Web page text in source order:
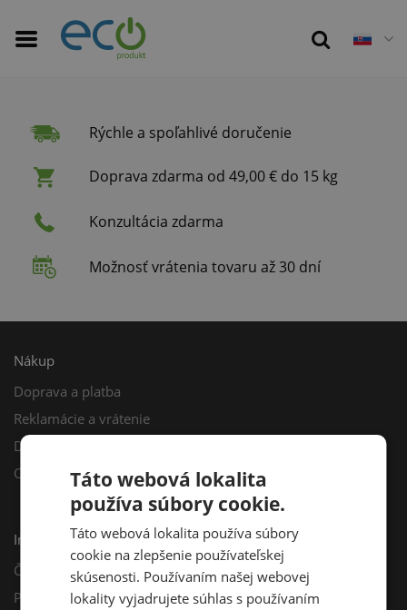
Rýchle a spoľahlivé doručenie
Doprava zdarma od 49,00 € do 15 kg
Konzultácia zdarma
Možnosť vrátenia tovaru až 30 dní
Nákup
Doprava a platba
Reklamácie a vrátenie
Darčekový poukaz
Odberné miesta
Informácie
Často kladené otázky
Poradňa
Táto webová lokalita
používa súbory cookie.
Táto webová lokalita používa súbory
cookie na zlepšenie používateľskej
skúsenosti. Používaním našej webovej
lokality vyjadrujete súhlas s používaním